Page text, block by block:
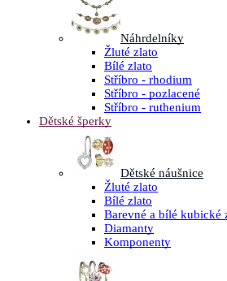
Náhrdelníky
Žluté zlato
Bílé zlato
Stříbro - rhodium
Stříbro - pozlacené
Stříbro - ruthenium
Dětské šperky
Dětské náušnice
Žluté zlato
Bílé zlato
Barevné a bílé kubické
Diamanty
Komponenty